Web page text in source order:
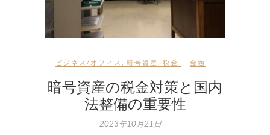
ビジネス/オフィス 暗号資産 税金 金融
暗号資産の税金対策と国内
法整備の重要性
2023年10月21日